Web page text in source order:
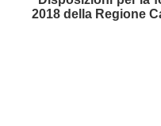
2018 della Regione